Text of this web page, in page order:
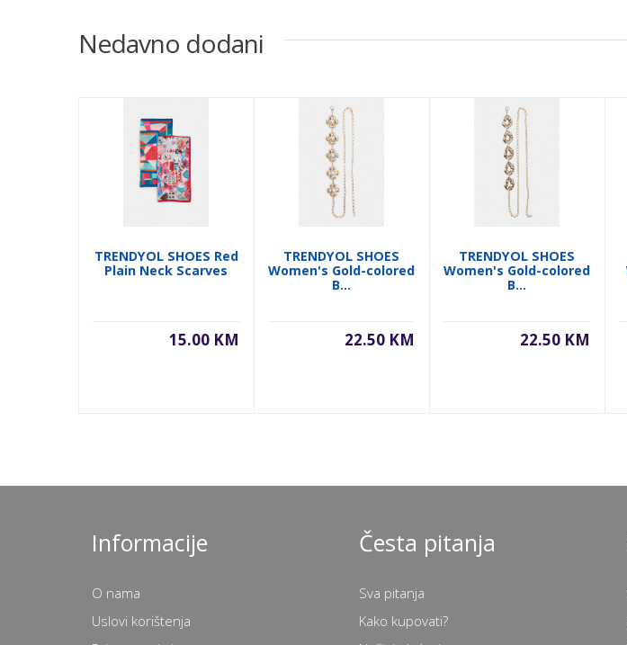
Nedavno dodani
TRENDYOL SHOES Red
Plain Neck Scarves
15.00 KM
TRENDYOL SHOES
Women's Gold-colored
B...
22.50 KM
TRENDYOL SHOES
Women's Gold-colored
B...
22.50 KM
Informacije
O nama
Uslovi korištenja
Česta pitanja
Sva pitanja
Kako kupovati?